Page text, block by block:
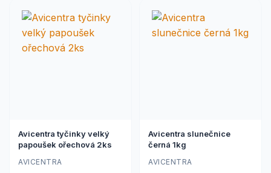
Avicentra tyčinky velký
papoušek ořechová 2ks
AVICENTRA
Avicentra slunečnice
černá 1kg
AVICENTRA